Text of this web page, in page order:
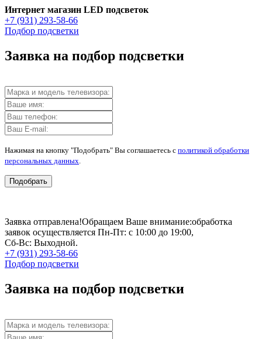
Интернет магазин LED подсветок
+7 (931) 293-58-66
Подбор подсветки
Заявка на подбор подсветки
Нажимая на кнопку "Подобрать" Вы соглашаетесь с политикой обработки
персональных данных
Подобрать
Заявка отправлена!Обращаем Ваше внимание:обработка
заявок осуществляется Пн-Пт: с 10:00 до 19:00,
Сб-Вс: Выходной.
+7 (931) 293-58-66
Подбор подсветки
Заявка на подбор подсветки